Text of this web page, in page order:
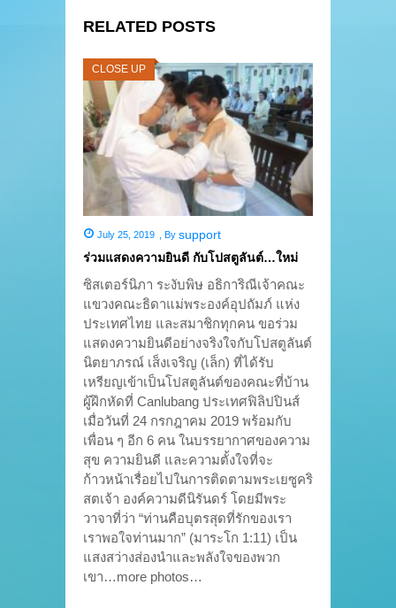
RELATED POSTS
CLOSE UP
July 25, 2019 By support
ร่วมแสดงความยินดี กับโปสตูลันต์…ใหม่
ซิสเตอร์นิภา ระงับพิษ อธิการิณีเจ้าคณะ
แขวงคณะธิดาแม่พระองค์อุปถัมภ์ แห่ง
ประเทศไทย และสมาชิกทุกคน ขอร่วม
แสดงความยินดีอย่างจริงใจกับโปสตูลันต์
นิตยาภรณ์ เส็งเจริญ (เล็ก) ที่ได้รับ
เหรียญเข้าเป็นโปสตูลันต์ของคณะที่บ้าน
ผู้ฝึกหัดที่ Canlubang ประเทศฟิลิปปินส์
เมื่อวันที่ 24 กรกฎาคม 2019 พร้อมกับ
เพื่อน ๆ อีก 6 คน ในบรรยากาศของความ
สุข ความยินดี และความตั้งใจที่จะ
ก้าวหน้าเรื่อยไปในการติดตามพระเยซูคริ
สตเจ้า องค์ความดีนิรันดร์ โดยมีพระ
วาจาที่ว่า “ท่านคือบุตรสุดที่รักของเรา
เราพอใจท่านมาก” (มาระโก 1:11) เป็น
แสงสว่างส่องนำและพลังใจของพวก
เขา…more photos…